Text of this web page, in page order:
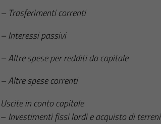
– Trasferimenti correnti
– Interessi passivi
– Altre spese per redditi da capitale
– Altre spese correnti
Uscite in conto capitale
– Investimenti fissi lordi e acquisto di terreni